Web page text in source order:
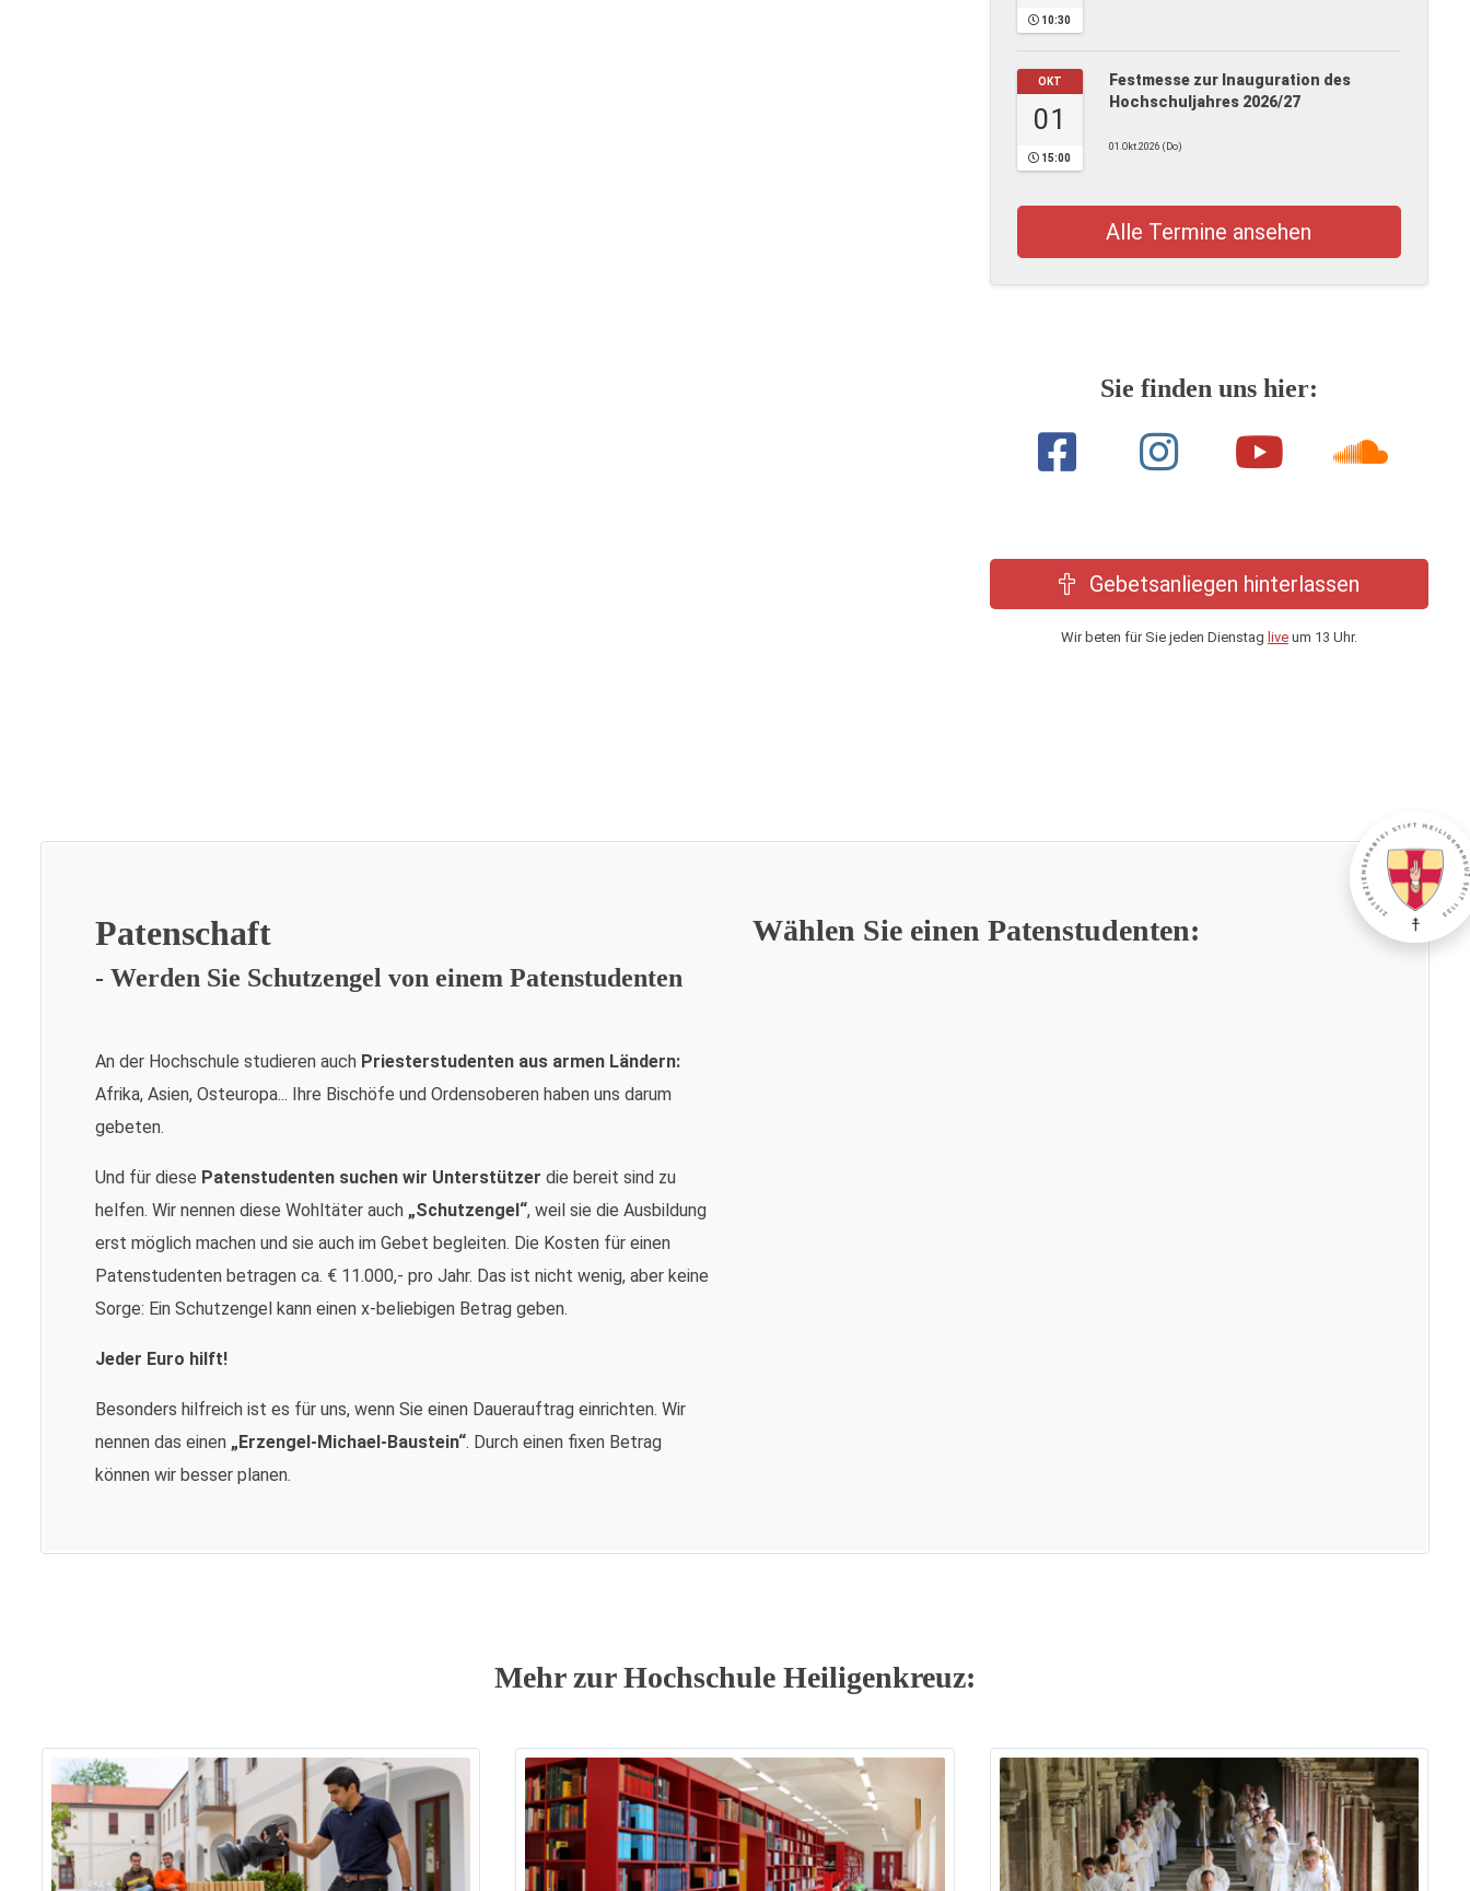
10:30
OKT
01
15:00
Festmesse zur Inauguration des
Hochschuljahres 2026/27
01.Okt.2026 (Do)
Alle Termine ansehen
Sie finden uns hier:
Gebetsanliegen hinterlassen
Wir beten für Sie jeden Dienstag liveum 13 Uhr.
Patenschaft
- Werden Sie Schutzengel von einem Patenstudenten
An der Hochschule studieren auch Priesterstudenten aus armen Ländern:
Afrika, Asien, Osteuropa... Ihre Bischöfe und Ordensoberen haben uns darum
gebeten.
Und für diese Patenstudenten suchen wir Unterstützer die bereit sind zu
helfen. Wir nennen diese Wohltäter auch „Schutzengel“, weil sie die Ausbildung
erst möglich machen und sie auch im Gebet begleiten. Die Kosten für einen
Patenstudenten betragen ca. € 11.000,- pro Jahr. Das ist nicht wenig, aber keine
Sorge: Ein Schutzengel kann einen x-beliebigen Betrag geben.
Jeder Euro hilft!
Besonders hilfreich ist es für uns, wenn Sie einen Dauerauftrag einrichten. Wir
nennen das einen „Erzengel-Michael-Baustein“. Durch einen fixen Betrag
können wir besser planen.
Wählen Sie einen Patenstudenten:
Mehr zur Hochschule Heiligenkreuz: